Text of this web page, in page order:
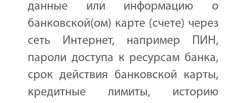
данные или информацию о
банковской(ом) карте (счете) через
сеть Интернет, например ПИН,
пароли доступа к ресурсам банка,
срок действия банковской карты,
кредитные лимиты, историю